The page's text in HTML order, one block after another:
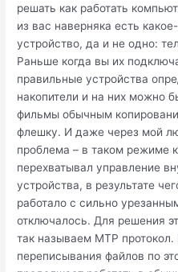
решать как работать
из вас наверняка есть
устройство, да и не одно:
Раньше когда вы их
правильные устройства
накопители и на них можно
фильмы обычным
флешку. И даже через мой
проблема – в таком режиме
перехватывал управление
устройства, в результате
работало с сильно
отключалось. Для решения
так называем MTP
переписывания файлов по